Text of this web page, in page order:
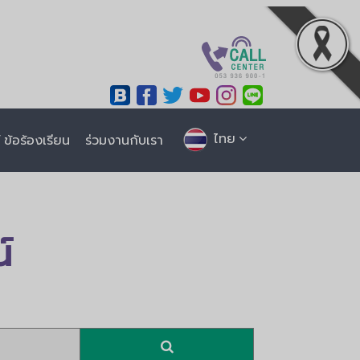
อร้องเรียน ร่วมงานกับเรา ไทย